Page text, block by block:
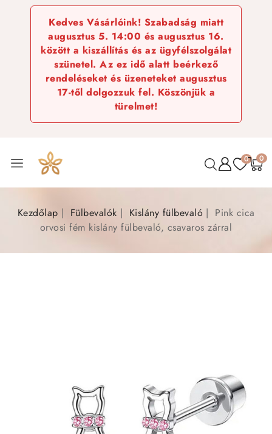
Kedves Vásárlóink! Szabadság miatt
augusztus 5. 14:00 és augusztus 16.
között a kiszállítás és az ügyfélszolgálat
szünetel. Az ez idő alatt beérkező
rendeléseket és üzeneteket augusztus
17-től dolgozzuk fel. Köszönjük a
türelmet!
0 0
Kezdőlap Fülbevalók Kislány fülbevaló
Pink cica
orvosi fém kislány fülbevaló, csavaros zárral